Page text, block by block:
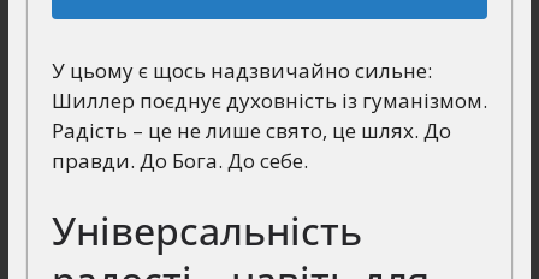
У цьому є щось надзвичайно сильне:
Шиллер поєднує духовність із гуманізмом.
Радість – це не лише свято, це шлях. До
правди. До Бога. До себе.
Універсальність